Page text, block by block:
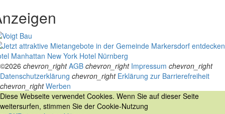
Manhattan New York Hotel Nürnberg
©2026 chevron_right AGB chevron_right Impressum chevron_right
Datenschutzerklärung chevron_right Erklärung zur Barrierefreiheit
chevron_right Werben
Diese Webseite verwendet Cookies. Wenn Sie auf dieser Seite
weitersurfen, stimmen Sie der Cookie-Nutzung